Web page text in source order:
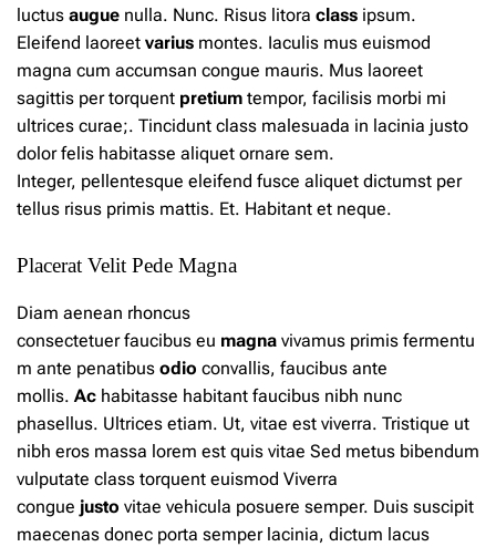
luctus augue nulla. Nunc. Risus litora class ipsum.
Eleifend laoreet varius montes. Iaculis mus euismod
magna cum accumsan congue mauris. Mus laoreet
sagittis per torquent pretium tempor, facilisis morbi mi
ultrices curae;. Tincidunt class malesuada in lacinia justo
dolor felis habitasse aliquet ornare sem.
Integer, pellentesque eleifend fusce aliquet dictumst per
tellus risus primis mattis. Et. Habitant et neque.
Placerat Velit Pede Magna
Diam aenean rhoncus
consectetuerfaucibus eu magna vivamus primis fermentu
m ante penatibus odio convallis, faucibus ante
mollis. Ac habitasse habitant faucibus nibh nunc
phasellus. Ultrices etiam. Ut, vitae est viverra. Tristique ut
nibh eros massa lorem est quis vitae Sed metus bibendum
vulputate class torquent euismod Viverra
congue justo vitae vehicula posuere semper. Duis suscipit
maecenas donec porta semper lacinia, dictum lacus